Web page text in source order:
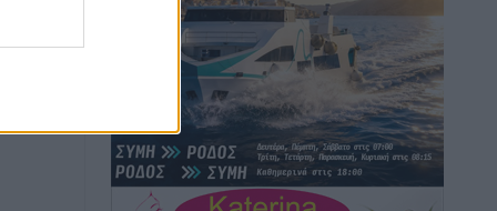
Ρόδος: Τραυματίστηκε 53χρονος
ναυτικός
Τοπικές Ειδήσεις• πριν 2 ώρες
Airbnb: Αυξημένα έσοδα στο β’ τρίμηνο
με «όχημα» το Μουντιάλ
Ειδήσεις• πριν 2 ώρες